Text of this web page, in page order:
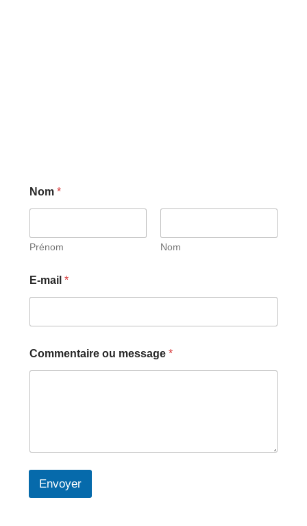
Nom *
Prénom Nom
E-mail *
-
m
m
e
Commentaire ou message *
Envoyer